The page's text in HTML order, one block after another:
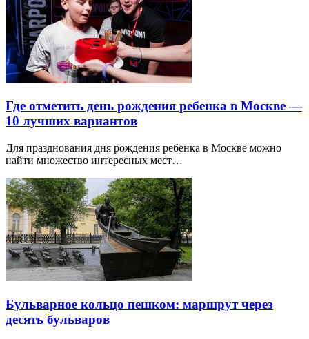
Где отметить день рождения ребенка в Москве —
10 лучших вариантов
Для празднования дня рождения ребенка в Москве можно
найти множество интересных мест…
Бульварное кольцо пешком: маршрут через
десять бульваров